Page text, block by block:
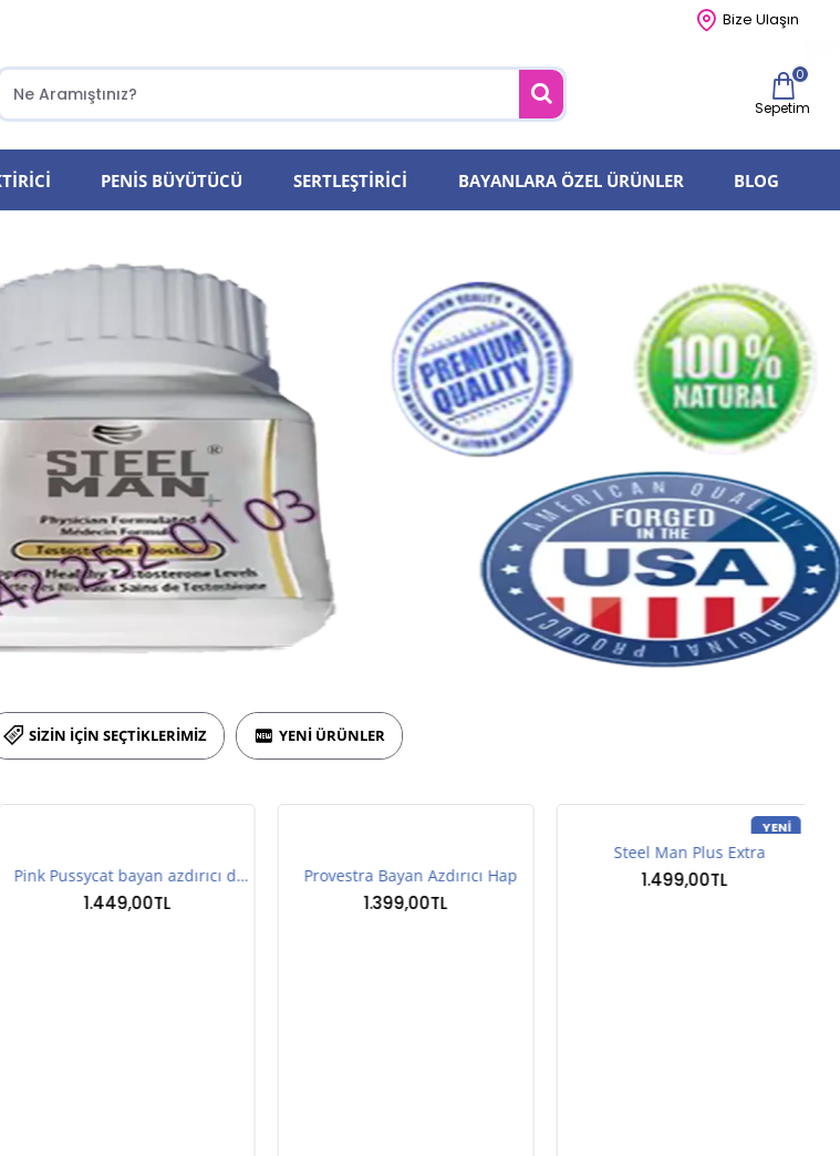
Bize Ulaşın
Sepetim
0
PENIS BÜYÜTÜCÜ SERTLEŞTIRICI BAYANLARA ÖZEL ÜRÜNLER BLOG
SIZIN İÇIN SEÇTIKLERIMIZ YENI ÜRÜNLER
Pink Pussycat bayan azdırıcı damla
1.449,00TL
Provestra Bayan Azdırıcı Hap
1.399,00TL
Steel Man Plus Extra
1.499,00TL